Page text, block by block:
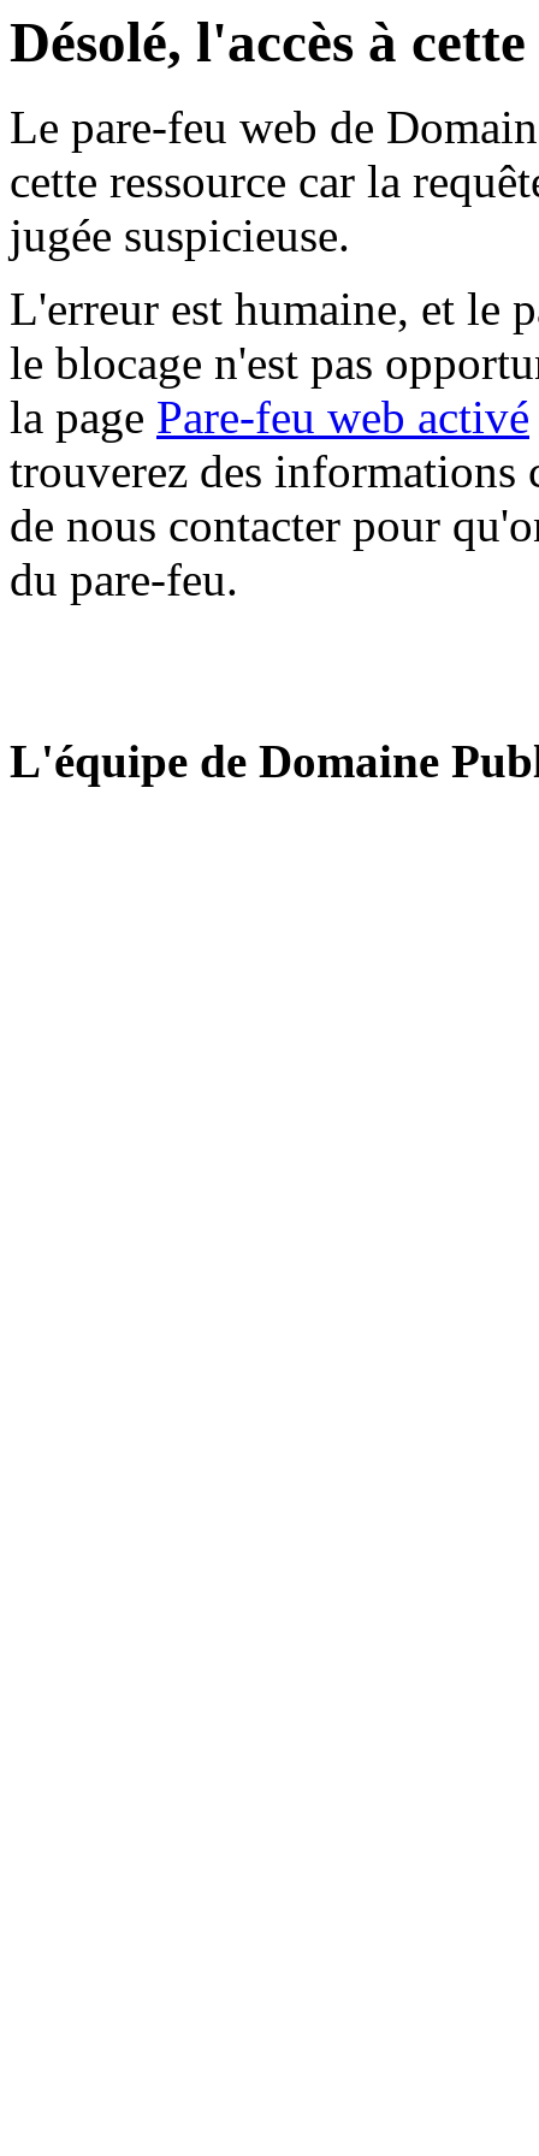
Désolé, l'accès à
Le pare-feu web de
cette ressource car la
jugée suspicieuse.
L'erreur est humaine, et le
le blocage n'est pas
la page Pare-feu web activé
trouverez des informations
de nous contacter pour
du pare-feu.
L'équipe de Domaine